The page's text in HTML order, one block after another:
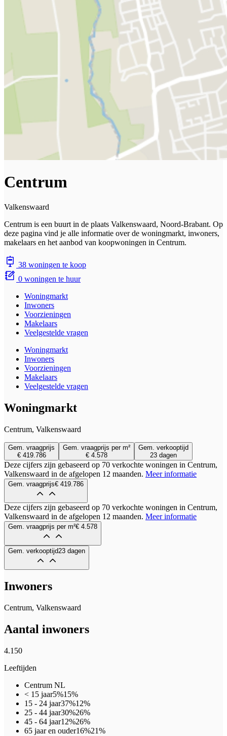
Centrum
Valkenswaard
Centrum is een buurt in de plaats Valkenswaard, Noord-Brabant. Op
deze pagina vind je alle informatie over de woningmarkt, inwoners,
makelaars en het aanbod van koopwoningen in Centrum.
38 woningen te koop
0 woningen te huur
Woningmarkt
Inwoners
Voorzieningen
Makelaars
Veelgestelde vragen
Woningmarkt
Inwoners
Voorzieningen
Makelaars
Veelgestelde vragen
Woningmarkt
Centrum, Valkenswaard
Gem. vraagprijs
€ 419.786
Gem. vraagprijs per m²
€ 4.578
Gem. verkooptijd
23 dagen
Deze cijfers zijn gebaseerd op 70 verkochte woningen in Centrum,
Valkenswaard in de afgelopen 12 maanden. Meer informatie
Gem. vraagprijs€ 419.786
Deze cijfers zijn gebaseerd op 70 verkochte woningen in Centrum,
Valkenswaard in de afgelopen 12 maanden. Meer informatie
Gem. vraagprijs per m²€ 4.578
Gem. verkooptijd23 dagen
Inwoners
Centrum, Valkenswaard
Aantal inwoners
4.150
Leeftijden
Centrum NL
< 15 jaar5%15%
15 - 24 jaar37%12%
25 - 44 jaar30%26%
45 - 64 jaar12%26%
65 jaar en ouder16%21%